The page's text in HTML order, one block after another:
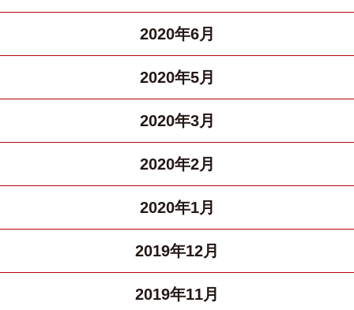
2020年6月
2020年5月
2020年3月
2020年2月
2020年1月
2019年12月
2019年11月